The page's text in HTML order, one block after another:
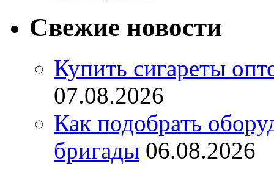
Свежие новости
Купить сигареты
07.08.2026
Как подобрать
бригады 06.08.2026